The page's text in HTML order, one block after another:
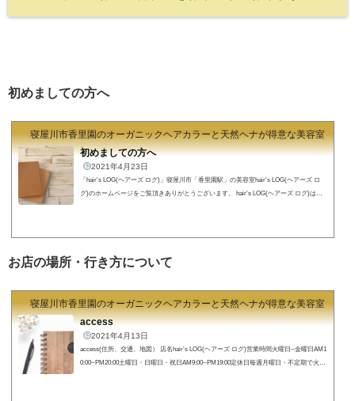
初めましての方へ
寝屋川市香里園のオーガニックヘアカラーと天然ヘナが得意な美容室
初めましての方へ
2021年4月23日
「hair's LOG(ヘアーズ ログ)」寝屋川市「香里園駅」の美容室hair's LOG(ヘアーズ ロ
グ)のホームページをご覧頂きありがとうございます。 hair's LOG(ヘアーズ ログ)は目
お店の場所・行き方について
寝屋川市香里園のオーガニックヘアカラーと天然ヘナが得意な美容室
access
2021年4月13日
access(住所、交通、地図） 店名hair’s LOG(ヘアーズ ログ)営業時間火曜日~金曜日AM1
0:00~PM20:00土曜日・日曜日・祝日AM9:00~PM19:00定休日毎週月曜日・不定期で火曜